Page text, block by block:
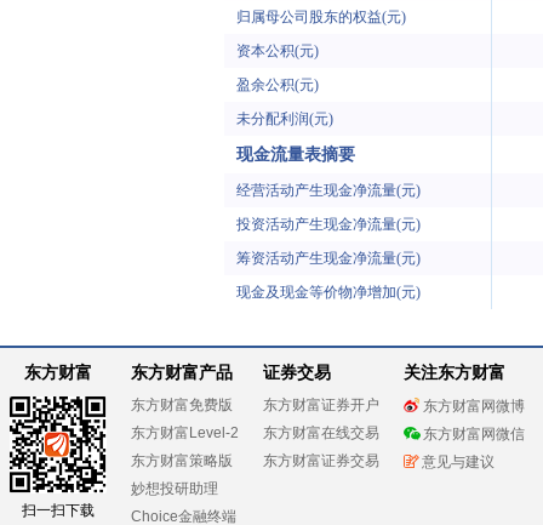
归属母公司股东的权益(元)
资本公积(元)
盈余公积(元)
未分配利润(元)
现金流量表摘要
经营活动产生现金净流量(元)
投资活动产生现金净流量(元)
筹资活动产生现金净流量(元)
现金及现金等价物净增加(元)
东方财富
扫一扫下载
东方财富产品
东方财富免费版
东方财富Level-2
东方财富策略版
妙想投研助理
Choice金融终端
证券交易
东方财富证券开户
东方财富在线交易
东方财富证券交易
关注东方财富
东方财富网微博
东方财富网微信
意见与建议